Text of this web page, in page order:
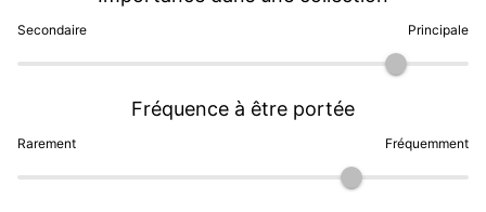
Secondaire Principale
Rarement
Fréquence à être portée
Fréquemment